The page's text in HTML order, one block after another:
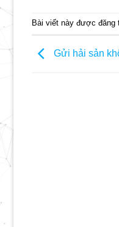
Bài viết này được đăng
Gửi hải sản